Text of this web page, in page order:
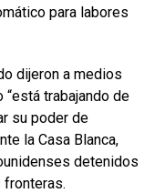
para labores
dijeron a medios
trabajando de
su poder de
la Casa Blanca,
detenidos
fronteras.